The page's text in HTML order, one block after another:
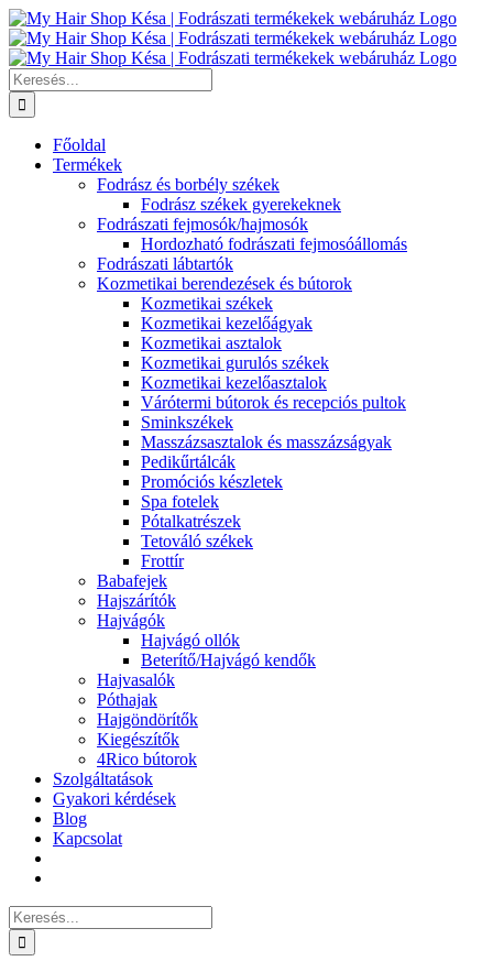
Kihagyás
Keresés...
Főoldal
Termékek
Fodrász és borbély székek
Fodrász székek gyerekeknek
Fodrászati fejmosók/hajmosók
Hordozható fodrászati fejmosóállomás
Fodrászati lábtartók
Kozmetikai berendezések és bútorok
Kozmetikai székek
Kozmetikai kezelőágyak
Kozmetikai asztalok
Kozmetikai gurulós székek
Kozmetikai kezelőasztalok
Várótermi bútorok és recepciós pultok
Sminkszékek
Masszázsasztalok és masszázságyak
Pedikűrtálcák
Promóciós készletek
Spa fotelek
Pótalkatrészek
Tetováló székek
Frottír
Babafejek
Hajszárítók
Hajvágók
Hajvágó ollók
Beterítő/Hajvágó kendők
Hajvasalók
Póthajak
Hajgöndörítők
Kiegészítők
4Rico bútorok
Szolgáltatások
Gyakori kérdések
Blog
Kapcsolat
Keresés...